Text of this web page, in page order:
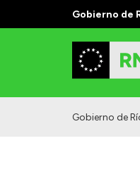
Gobierno de
Gobierno de